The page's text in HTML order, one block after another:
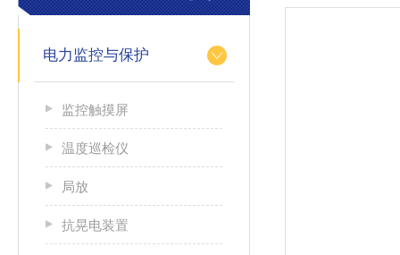
电力监控与保护
监控触摸屏
温度巡检仪
局放
抗晃电装置